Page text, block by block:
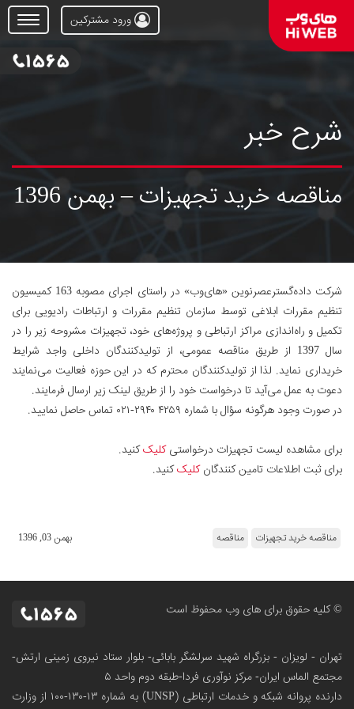
Open
Menu
ورود مشترکین
شرح خبر
مناقصه خرید تجهیزات – بهمن 1396
شرکت داده‌گسترعصرنوین «های‌وب» در راستای اجرای مصوبه 163 کمیسیون
تنظیم مقررات ابلاغی توسط سازمان تنظیم مقررات و ارتباطات رادیویی برای
تکمیل و راه‌اندازی مراکز ارتباطی و پروژه‌های خود، تجهیزات مشروحه زیر را در
سال 1397 از طریق مناقصه عمومی، از تولیدکنندگان داخلی واجد شرایط
خریداری نماید. لذا از تولیدکنندگان محترم که در این حوزه فعالیت می‌نمایند
دعوت به عمل می‌آید تا درخواست خود را از طریق لینک زیر ارسال فرمایند.
در صورت وجود هرگونه سؤال با شماره ۰۲۱-۲۹۴۰ ۴۲۵۹ تماس حاصل نمایید.
برای مشاهده لیست تجهیزات درخواستیکلیککنید.
برای ثبت اطلاعات تامین کنندگانکلیککنید.
مناقصه خرید تجهیزات مناقصه بهمن 03, 1396
© کلیه حقوق برای های وب محفوظ است
تهران - لویزان - بزرگراه شهید سرلشگر بابائی- بلوار ستاد نیروی زمینی ارتش-
مجتمع الماس ایران- مرکز نوآوری فردا-طبقه دوم واحد ۵
دارنده پروانه شبکه و خدمات ارتباطی (UNSP) به شماره ۱۳-۱۳۰-۱۰۰
از وزارت